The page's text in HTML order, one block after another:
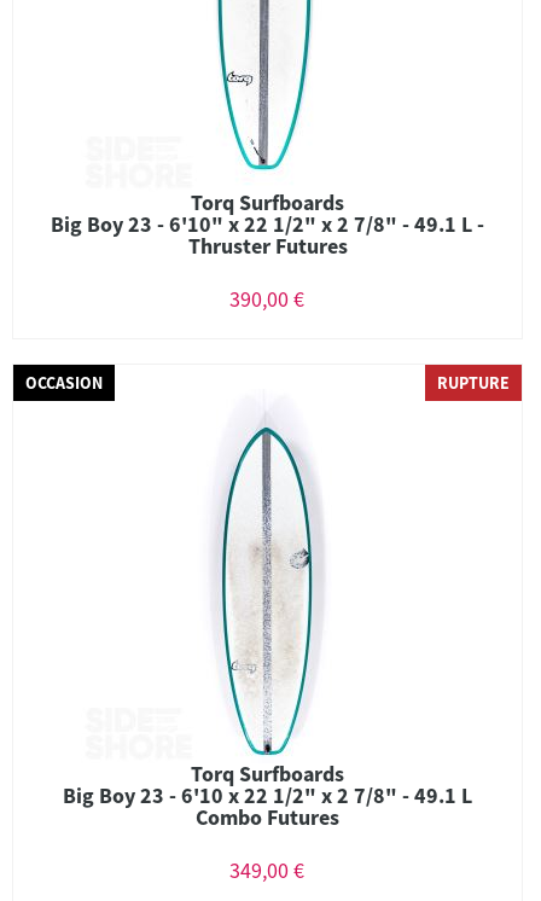
Torq Surfboards
Big Boy 23 - 6'10" x 22 1/2" x 2 7/8" - 49.1 L -
Thruster Futures
390,00 €
OCCASION RUPTURE
Torq Surfboards
Big Boy 23 - 6'10 x 22 1/2" x 2 7/8" - 49.1 L
Combo Futures
349,00 €